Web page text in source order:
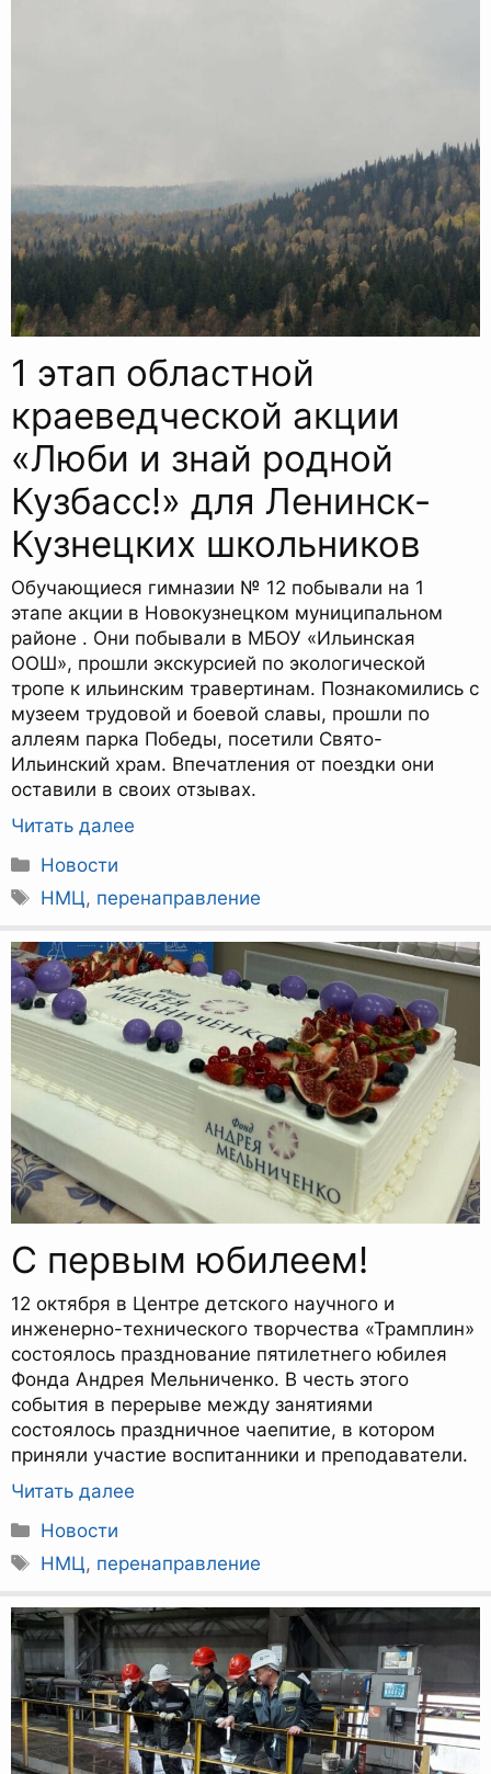
1 этап областной
краеведческой акции
«Люби и знай родной
Кузбасс!» для Ленинск-
Кузнецких школьников
Обучающиеся гимназии № 12 побывали на 1
этапе акции в Новокузнецком муниципальном
районе . Они побывали в МБОУ «Ильинская
ООШ», прошли экскурсией по экологической
тропе к ильинским травертинам. Познакомились с
музеем трудовой и боевой славы, прошли по
аллеям парка Победы, посетили Свято-
Ильинский храм. Впечатления от поездки они
оставили в своих отзывах.
Читать далее
Рубрики
Новости
Метки
НМЦ, перенаправление
С первым юбилеем!
12 октября в Центре детского научного и
инженерно-технического творчества «Трамплин»
состоялось празднование пятилетнего юбилея
Фонда Андрея Мельниченко. В честь этого
события в перерыве между занятиями
состоялось праздничное чаепитие, в котором
приняли участие воспитанники и преподаватели.
Читать далее
Рубрики
Новости
Метки
НМЦ, перенаправление